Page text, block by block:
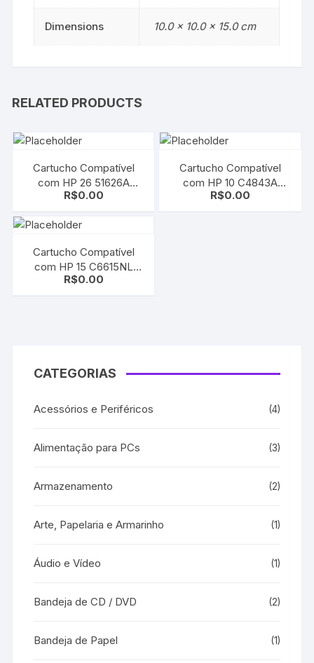
Dimensions 10.0 × 10.0 × 15.0 cm
RELATED PRODUCTS
Cartucho Compatível
com HP 26 51626A
Black | Deskjet 400/
R$0.00
Cartucho Compatível
com HP 10 C4843A
Magenta | 2000c/
R$0.00
Cartucho Compatível
com HP 15 C6615NL
Black | Deskjet 810/ 812/
R$0.00
CATEGORIAS
Acessórios e Periféricos (4)
Alimentação para PCs (3)
Armazenamento (2)
Arte, Papelaria e Armarinho (1)
Áudio e Vídeo (1)
Bandeja de CD / DVD (2)
Bandeja de Papel (1)